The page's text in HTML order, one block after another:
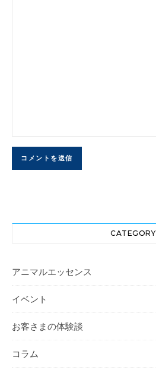
CATEGORY
アニマルエッセンス
イベント
お客さまの体験談
コラム